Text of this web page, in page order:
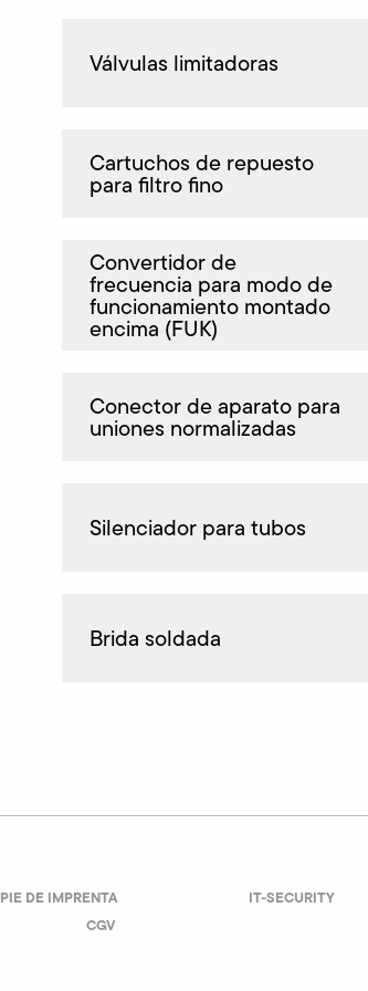
Válvulas limitadoras
Cartuchos de repuesto
para filtro fino
Convertidor de
frecuencia para modo de
funcionamiento montado
encima (FUK)
Conector de aparato para
uniones normalizadas
Silenciador para tubos
Brida soldada
PIE DE IMPRENTA
IT-SECURITY
CGV